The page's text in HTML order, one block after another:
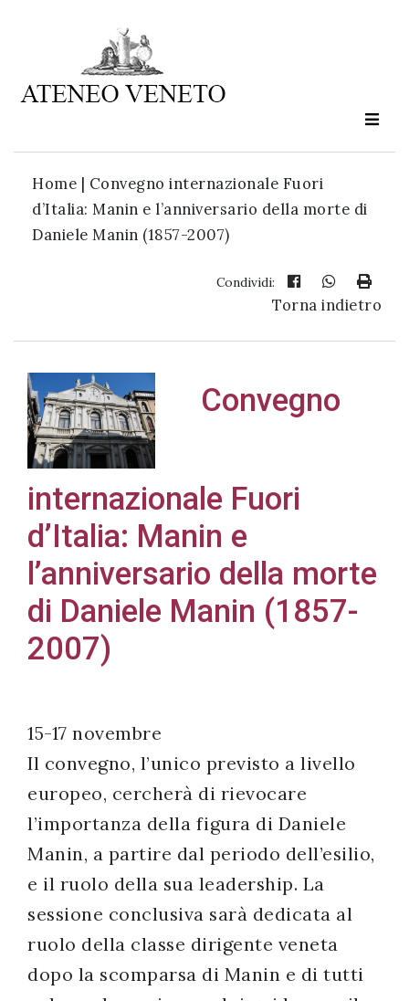
Home | Convegno internazionale Fuori
d’Italia: Manin e l’anniversario della morte di
Daniele Manin (1857-2007)
Condividi:
Torna indietro
Convegno
internazionale Fuori
d’Italia: Manin e
l’anniversario della morte
di Daniele Manin (1857-
2007)
15-17 novembre
Il convegno, l’unico previsto a livello
europeo, cercherà di rievocare
l’importanza della figura di Daniele
Manin, a partire dal periodo dell’esilio,
e il ruolo della sua leadership. La
sessione conclusiva sarà dedicata al
ruolo della classe dirigente veneta
dopo la scomparsa di Manin e di tutti
Ateneo
è
cultura
movimento
Acconsento
all'uso dei
miei dati
personali in
accordo
con il
decreto
Registrazione
avvenuta con
successo!